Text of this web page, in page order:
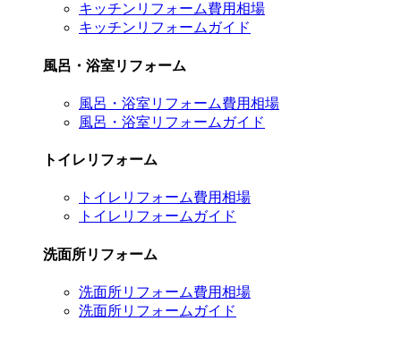
キッチンリフォーム費用相場
キッチンリフォームガイド
風呂・浴室リフォーム
風呂・浴室リフォーム費用相場
風呂・浴室リフォームガイド
トイレリフォーム
トイレリフォーム費用相場
トイレリフォームガイド
洗面所リフォーム
洗面所リフォーム費用相場
洗面所リフォームガイド